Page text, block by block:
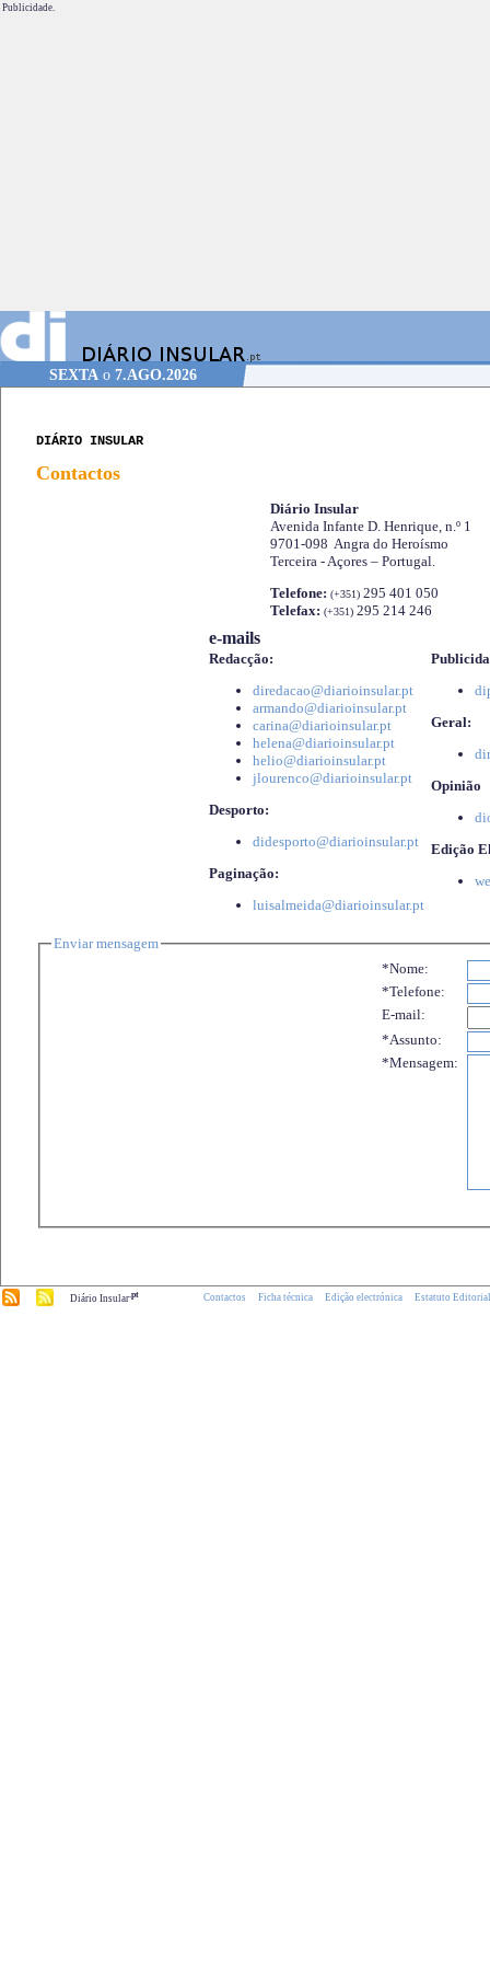
Publicidade.
SEXTA o 7.AGO.2026
DIÁRIO INSULAR
Contactos
Diário Insular
Avenida Infante D. Henrique, n.º 1
9701-098 Angra do Heroísmo
Terceira - Açores – Portugal.
Telefone: (+351) 295 401 050
Telefax: (+351) 295 214 246
e-mails
Redacção:
diredacao@diarioinsular.pt
armando@diarioinsular.pt
carina@diarioinsular.pt
helena@diarioinsular.pt
helio@diarioinsular.pt
jlourenco@diarioinsular.pt
Desporto:
didesporto@diarioinsular.pt
Paginação:
luisalmeida@diarioinsular.pt
Geral:
Opinião
Edição
Enviar mensagem
*Nome:
*Telefone:
E-mail:
*Assunto:
*Mensagem:
Diário Insular.pt Contactos Ficha técnica Edição electrónica Estatuto Editorial